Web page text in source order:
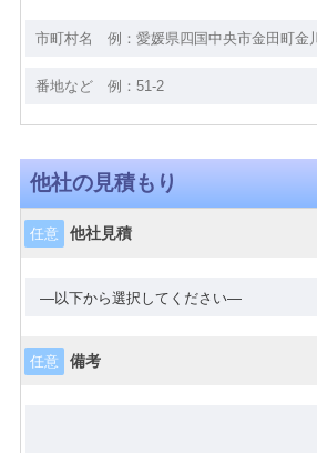
他社の見積もり
任意 他社見積
任意 備考